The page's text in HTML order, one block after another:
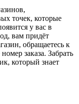
точек, которые
у вас в
вам придёт
обращаетесь к
заказа. Забрать
который знает